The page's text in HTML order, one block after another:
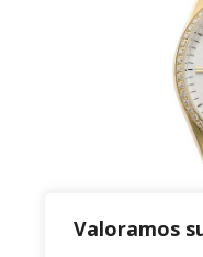
Valoramos